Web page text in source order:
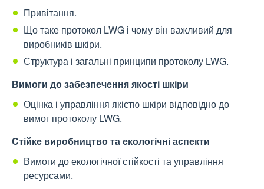
Привітання.
Що таке протокол LWG і чому він важливий для
виробників шкіри.
Структура і загальні принципи протоколу LWG.
Вимоги до забезпечення якості шкіри
Оцінка і управління якістю шкіри відповідно до
вимог протоколу LWG.
Стійке виробництво та екологічні аспекти
Вимоги до екологічної стійкості та управління
ресурсами.